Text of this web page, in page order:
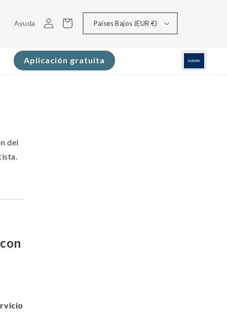
AyudaConectarse
Carrito Países Bajos (EUR €)
Aplicación gratuita
del